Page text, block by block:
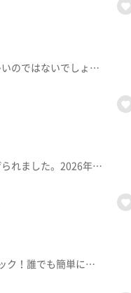
春は出会いと別れの季節。お世話になった方にお花をプレゼントする方も多いのではないでしょうか？自分流にアレンジできる手作りのお花を紹介します🌼2026年3月25日（水）
冬の運動不足解消にもおすすめ！氷上を長靴で走り回る熱い戦いが繰り広げられました。2026年1月14日（水）放送
12月3日はマジックの日。山形県内で活動するマジシャンTaishiさんのマジック！誰でも簡単にできるマジックもご紹介します。2025年12月3日（水）放送